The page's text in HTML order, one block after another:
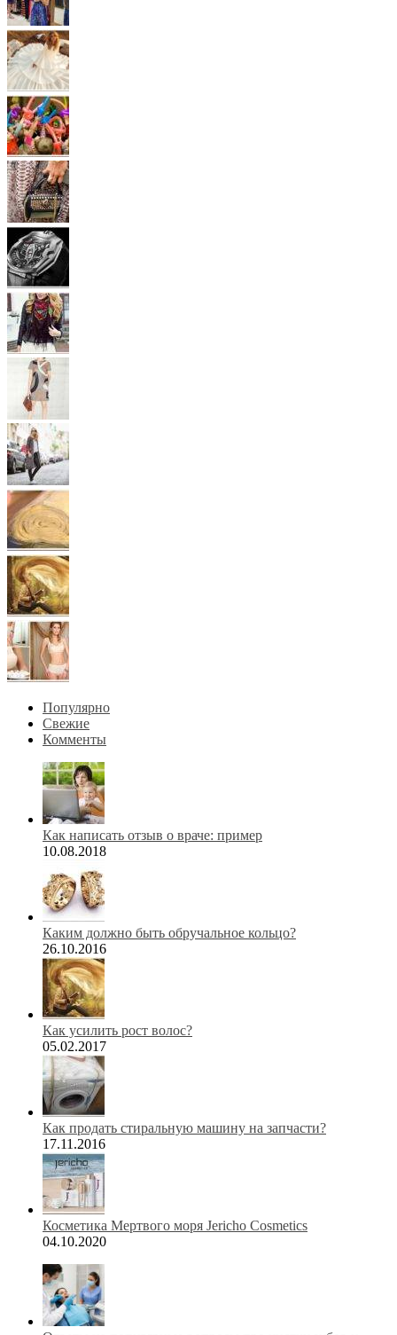
Популярно
Свежие
Комменты
Как написать отзыв о враче: пример
10.08.2018
Каким должно быть обручальное кольцо?
26.10.2016
Как усилить рост волос?
05.02.2017
Как продать стиральную машину на запчасти?
17.11.2016
Косметика Мертвого моря Jericho Cosmetics
04.10.2020